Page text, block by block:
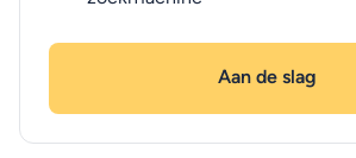
Aan de slag